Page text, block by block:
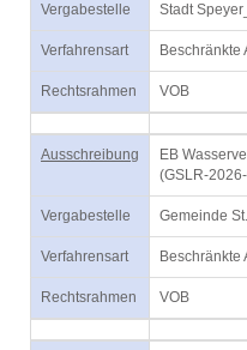
Vergabestelle Stadt Speyer_
Verfahrensart Beschränkte
Rechtsrahmen VOB
Ausschreibung
EB
(GSLR-
Vergabestelle Gemeinde
Verfahrensart Beschränkte
Rechtsrahmen VOB